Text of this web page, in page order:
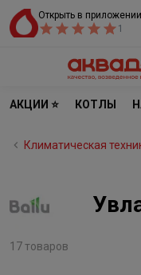
Открыть в приложении
1
АКЦИИ ⭐ КОТЛЫ
Климатическая
17 товаров